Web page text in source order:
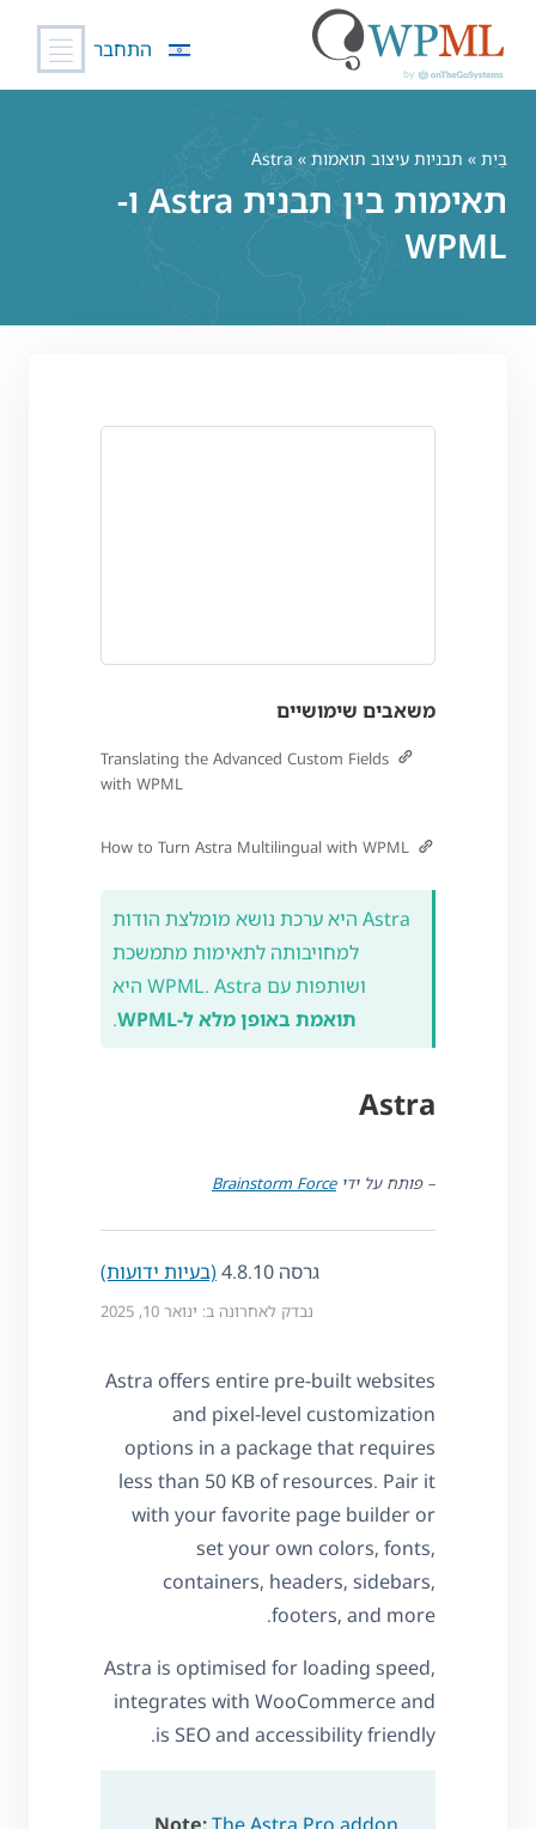
התחבר
בַּיִת » תבניות עיצוב תואמות » Astra
תאימות בין תבנית Astra ו-
WPML
משאבים שימושיים
Translating the Advanced Custom Fields
with WPML
How to Turn Astra Multilingual with WPML
Astra היא ערכת נושא מומלצת הודות
למחויבותה לתאימות מתמשכת
ושותפות עם WPML. Astra היא
תואמת באופן מלא ל-WPML
.
Astra
– פותח על ידיBrainstorm Force
גרסה 4.8.10 (בעיות ידועות)
נבדק לאחרונה ב: ינואר 10, 2025
Astra offers entire pre-built websites
and pixel-level customization
options in a package that requires
less than 50 KB of resources. Pair it
with your favorite page builder or
set your own colors, fonts,
containers, headers, sidebars,
footers, and more.
Astra is optimised for loading speed,
integrates with WooCommerce and
is SEO and accessibility friendly.